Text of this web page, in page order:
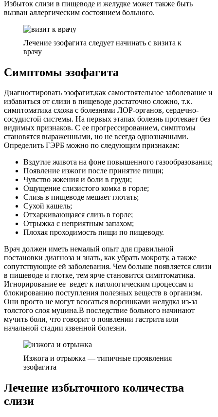
Избыток слизи в пищеводе и желудке может также быть
вызван аллергическим состоянием больного.
Лечение эзoфaгита следует начинать с визита к
врачу
Симптомы эзoфaгита
Диагностировать эзофагит,как самостоятельное заболевание и
избавиться от слизи в пищеводе достаточно сложно, т.к.
симптоматика схожа с болезнями ЛОР-органов, сердечно-
сосудистой системы. На первых этапах болезнь протекает без
видимых признаков. С ее прогрессированием, симптомы
становятся выраженными, но не всегда однозначными.
Определить ГЭPБ можно по следующим признакам:
Вздутие живота на фоне повышенного газообразования;
Появление изжоги после принятие пищи;
Чувство жжения и боли в груди;
Ощущение слизистого комка в горле;
Слизь в пищеводе мешает глотать;
Сухой кашель;
Отхаркивающаяся слизь в горле;
Отрыжка с неприятным запахом;
Плохая проходимость пищи по пищеводу.
Врач должен иметь немалый опыт для правильной
постановки диагноза и знать, как убрать мокроту, а также
сопутствующие ей заболевания. Чем больше появляется слизи
в пищеводе и глотке, тем ярче становится симптоматика.
Игнорирование ее ведет к патологическим процессам и
блокированию поступления полезных веществ в организм.
Они просто не могут всосаться ворсинками желудка из-за
толстого слоя муцина.В последствие больного начинают
мучить боли, что говорит о появлении гастрита или
начальной стадии язвенной болезни.
Изжога и отрыжка — типичные проявления
эзoфaгита
Лечение избыточного количества
слизи